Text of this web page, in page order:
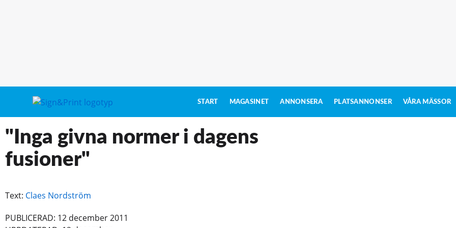
START MAGASINET ANNONSERA PLATSANNONSER VÅRA MÄSSOR
"Inga givna normer i dagens
fusioner"
Text: Claes Nordström
PUBLICERAD: 12 december 2011